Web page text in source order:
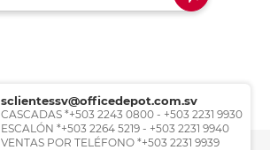
sclientessv@officedepot.com.sv
CASCADAS *+503 2243 0800 - +503 2231 9930
ESCALÓN *+503 2264 5219 - +503 2231 9940
VENTAS POR TELÉFONO *+503 2231 9939